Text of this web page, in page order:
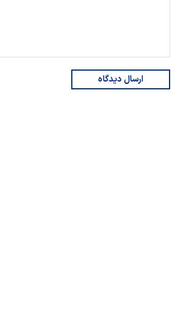
ارسال دیدگاه